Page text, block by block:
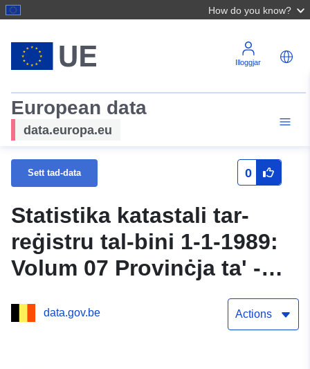
How do you know?
Illoggjar
European data
data.europa.eu
Sett tad-data 0
Statistika katastali tar-
reġistru tal-bini 1-1-1989:
Volum 07 Provinċja ta' -
data.gov.be Actions